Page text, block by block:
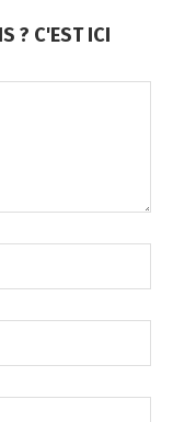
? C'EST ICI